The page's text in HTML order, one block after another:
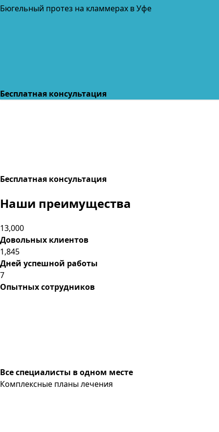
Бюгельный протез на кламмерах в Уфе
Бесплатная консультация
Бесплатная консультация
Наши преимущества
13,000
Довольных клиентов
1,845
Дней успешной работы
7
Опытных сотрудников
Все специалисты в одном месте
Комплексные планы лечения